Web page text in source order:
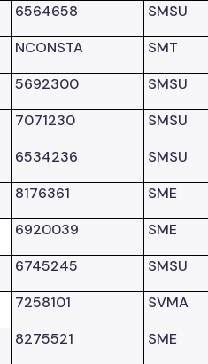
6564658 SMSU
NCONSTA SMT
5692300 SMSU
7071230 SMSU
6534236 SMSU
8176361 SME
6920039 SME
6745245 SMSU
7258101 SVMA
8275521 SME